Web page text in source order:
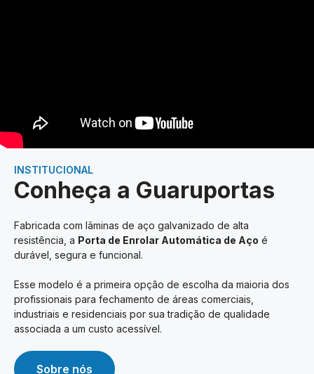
INSTITUCIONAL
Conheça a Guaruportas
Fabricada com lâminas de aço galvanizado de alta
resistência, a Porta de Enrolar Automática de Aço é
durável, segura e funcional.
Esse modelo é a primeira opção de escolha da maioria dos
profissionais para fechamento de áreas comerciais,
industriais e residenciais por sua tradição de qualidade
associada a um custo acessível.
Sobre nós